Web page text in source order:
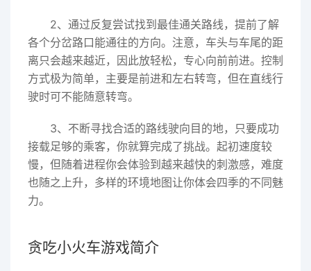
2、通过反复尝试找到最佳通关路线，提前了解
各个分岔路口能通往的方向。注意，车头与车尾的距
离只会越来越近，因此放轻松，专心向前前进。控制
方式极为简单，主要是前进和左右转弯，但在直线行
驶时可不能随意转弯。
3、不断寻找合适的路线驶向目的地，只要成功
接载足够的乘客，你就算完成了挑战。起初速度较
慢，但随着进程你会体验到越来越快的刺激感，难度
也随之上升，多样的环境地图让你体会四季的不同魅
力。
贪吃小火车游戏简介